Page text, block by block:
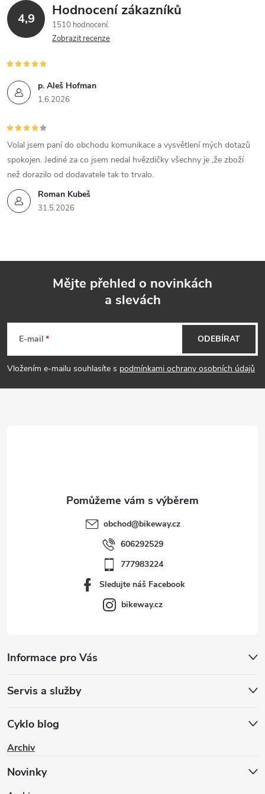
4,9 Hodnocení zákazníků
1510 hodnocení
Zobrazit recenze
p. Aleš Hofman
1.6.2026
Roman Kubeš
31.5.2026
Volal jsem paní do obchodu komunikace a vysvětlení mých dotazů
spokojen. Jediné za co jsem nedal hvězdičky všechny je ,že zboží
než dorazilo od dodavatele tak to trvalo.
p
a
Mějte přehled o novinkách
a slevách
E-mail
Vložením e-mailu souhlasíte s podmínkami ochrany osobních údajů
ODEBÍRAT
obchod@bikeway.cz
606292529
777983224
Sledujte náš Facebook
bikeway.cz
Informace pro Vás
Servis a služby
Cyklo blog
Archiv
Novinky